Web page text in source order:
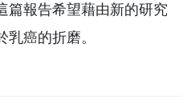
篇報告希望藉由新的研究
癌的折磨。